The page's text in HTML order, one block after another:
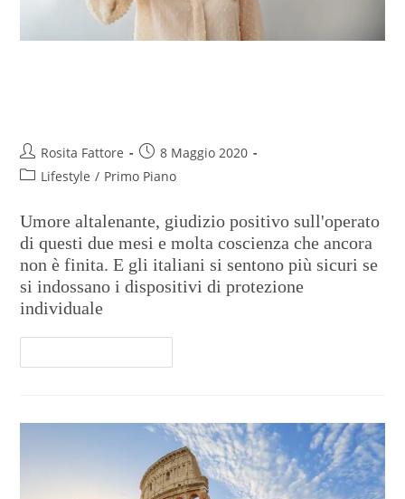
Rosita Fattore
8 Maggio 2020
Lifestyle / Primo Piano
Umore altalenante, giudizio positivo sull'operato
di questi due mesi e molta coscienza che ancora
non è finita. E gli italiani si sentono più sicuri se
si indossano i dispositivi di protezione
individuale